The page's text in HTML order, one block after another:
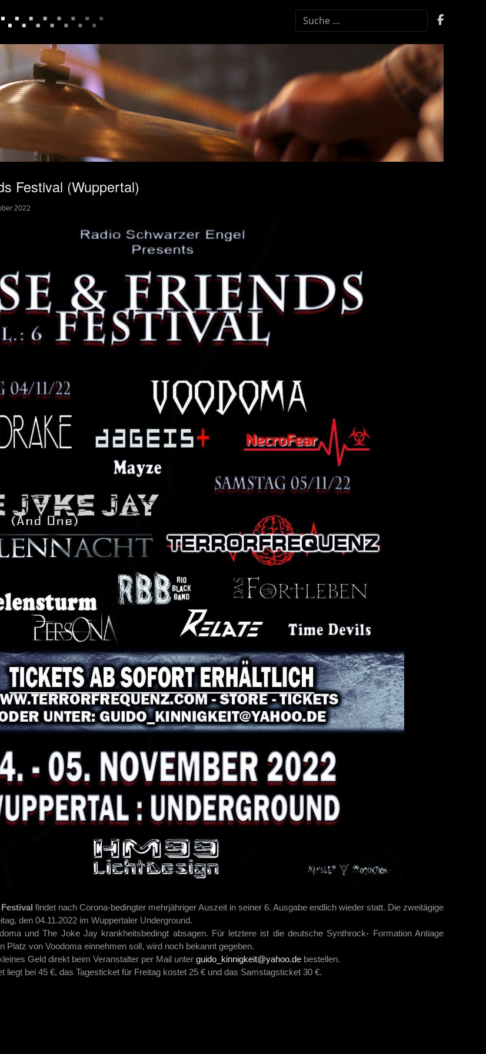
SUCHEN
Festival (Wuppertal)
2022
findet nach Corona-bedingter mehrjähriger Auszeit in seiner 6. Ausgabe endlich wieder statt. Die zweitägige
den 04.11.2022 im Wuppertaler Underground.
und The Joke Jay krankheitsbedingt absagen. Für letztere ist die deutsche Synthrock- Formation Antiage
Platz von Voodoma einnehmen soll, wird noch bekannt gegeben.
Geld direkt beim Veranstalter per Mail unter guido_kinnigkeit@yahoo.de bestellen.
liegt bei 45 €, das Tagesticket für Freitag kostet 25 € und das Samstagsticket 30 €.